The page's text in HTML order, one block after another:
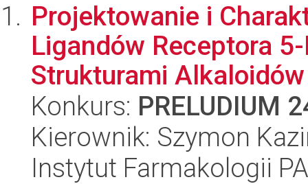
Projektowanie i
Ligandów Receptora
Strukturami
Konkurs: PRELUDIUM
Kierownik: Szymon
Instytut Farmakologii